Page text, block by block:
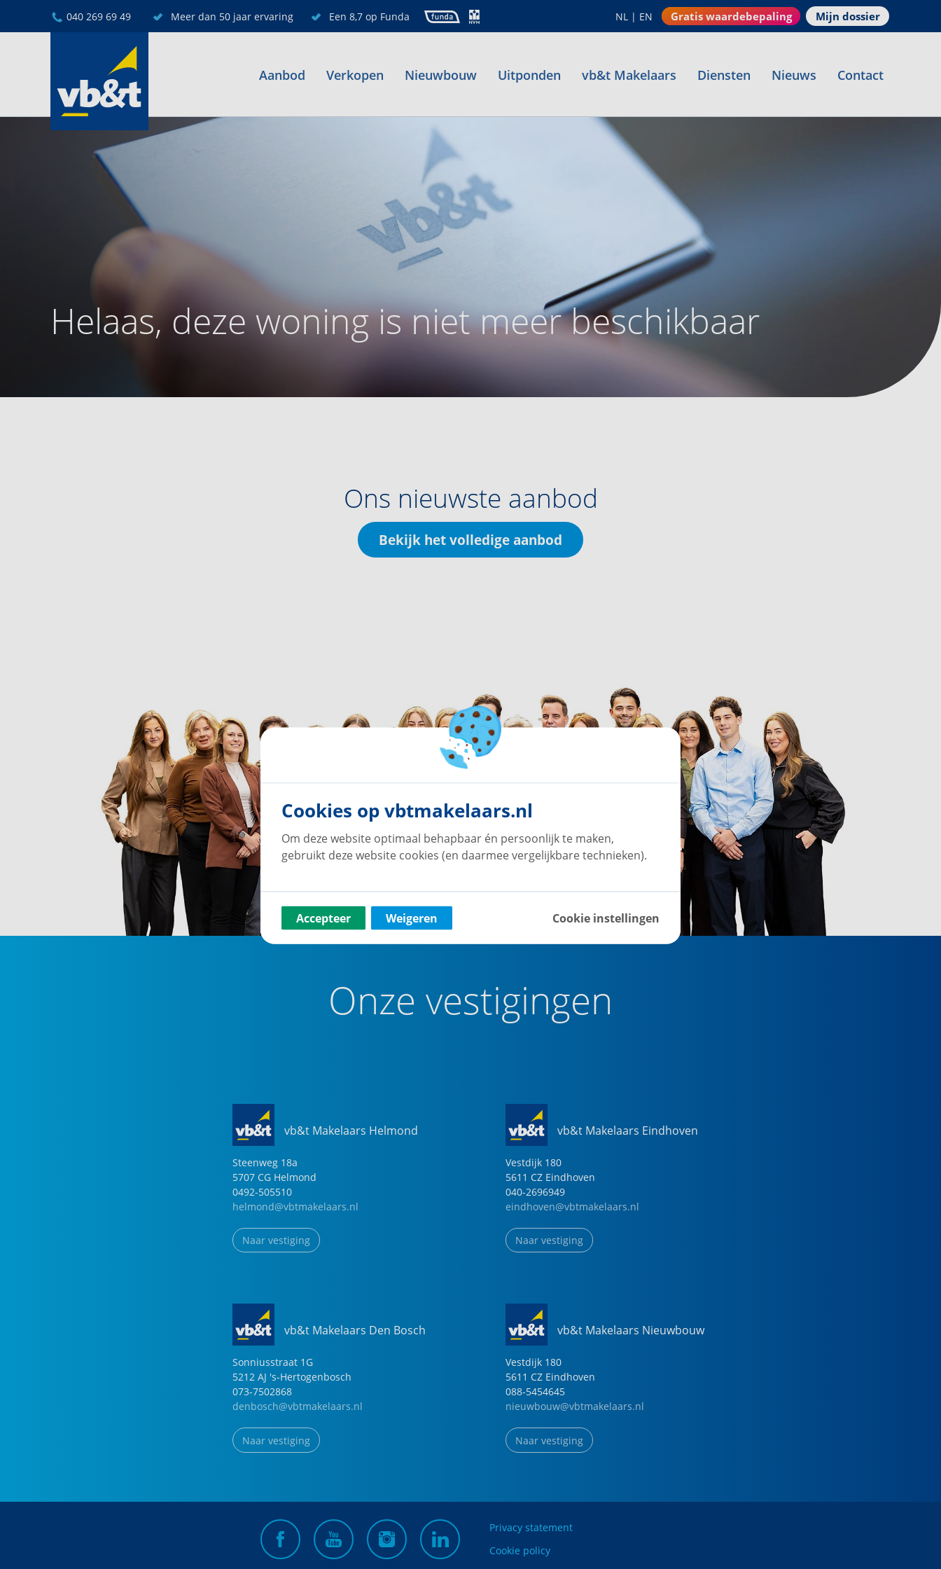
040 269 69 49 Meer dan 50 jaar ervaring Een 8,7 op Funda NL | EN Gratis waardebepaling Mijn dossier
Aanbod Verkopen Nieuwbouw Uitponden vb&t Makelaars Diensten Nieuws Contact
Helaas, deze woning is niet meer beschikbaar
Ons nieuwste aanbod
Bekijk het volledige aanbod
Onze vestigingen
vb&t Makelaars Helmond
Steenweg 18a
5707 CG Helmond
0492-505510
helmond@vbtmakelaars.nl
Naar vestiging
vb&t Makelaars Eindhoven
Vestdijk 180
5611 CZ Eindhoven
040-2696949
eindhoven@vbtmakelaars.nl
Naar vestiging
vb&t Makelaars Den Bosch
Sonniusstraat 1G
5212 AJ 's-Hertogenbosch
073-7502868
denbosch@vbtmakelaars.nl
Naar vestiging
vb&t Makelaars Nieuwbouw
Vestdijk 180
5611 CZ Eindhoven
088-5454645
nieuwbouw@vbtmakelaars.nl
Naar vestiging
Privacy statement
Cookie policy
Cookies op vbtmakelaars.nl
Om deze website optimaal behapbaar én persoonlijk te maken,
gebruikt deze website cookies (en daarmee vergelijkbare technieken).
Accepteer Weigeren Cookie instellingen